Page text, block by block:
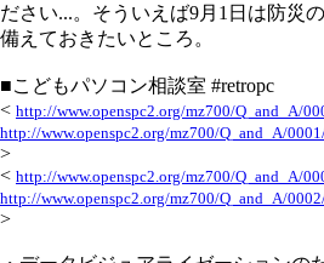
ださい...。そういえば9月1日は防災
備えておきたいところ。
■こどもパソコン相談室 #retropc
< http://www.openspc2.org/mz700/Q_and_A/
http://www.openspc2.org/mz700/Q_and_A/
>
< http://www.openspc2.org/mz700/Q_and_A/
http://www.openspc2.org/mz700/Q_and_A/
>